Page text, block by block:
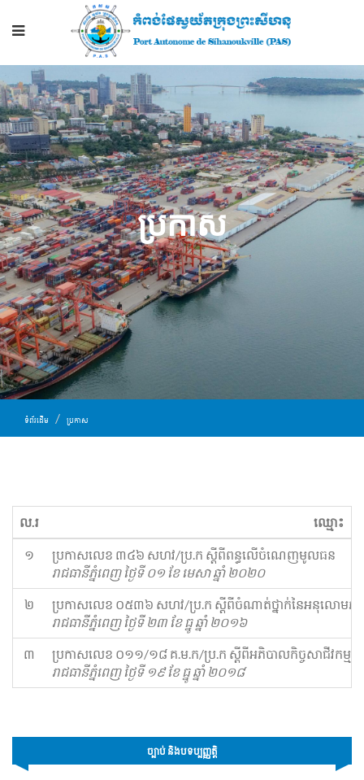
ប្រកាស
ទំព័រដើម ប្រកាស
ល.រ ឈ្មោះ
១
ប្រកាសលេខ ៣៤៦ សហវ​/ប្រ.ក ស្ដីពីពន្ធលើចំណេញមូលធន
រាជធានីភ្នំពេញ ថ្ងៃទី ០១ ខែ មេសា ឆ្នាំ ២០២០
២
ប្រកាសលេខ ០៥៣៦ សហវ​/ប្រ.ក ស្ដីពីចំណាត់ថ្នាក់នៃអនុលោមភាព
រាជធានីភ្នំពេញ ថ្ងៃទី ២៣ ខែ ធ្នូ ឆ្នាំ ២០១៦
៣
ប្រកាសលេខ ០១១/១៨ គ.ម.ក​/ប្រ.ក ស្ដីពីអភិបាលកិច្ចសាជីវកម្
រាជធានីភ្នំពេញ ថ្ងៃទី ១៩ ខែ ធ្នូ ឆ្នាំ ២០១៨
ច្បាប់ និងបទប្បញ្ញត្តិ